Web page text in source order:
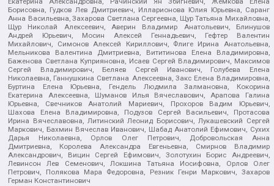
Борисовна, Гудков Лев Дмитриевич, Илларионова Юлия Юрьевна, Саранг
Анна Васильевна, Захарова Светлана Сергеевна, Щур Татьяна Михайловна,
Щур Николай Алексеевич, Аверин Владимир Анатольевич, Блинушов
Андрей Юрьевич, Мосин Алексей Геннадьевич, Гефтер Валентин
Михайлович, Симонов Алексей Кириллович, Флиге Ирина Анатольевна,
Мельникова Валентина Дмитриевна, Вититинова Елена Владимировна,
Баженова Светлана Куприяновна, Исаев Сергей Владимирович, Максимов
Сергей Владимирович, Беляев Сергей Иванович, Голубева Елена
Николаевна, Ганнушкина Светлана Алексеевна, Закс Елена Владимировна,
Буртина Елена Юрьевна, Гендель Людмила Залмановна, Кокорина
Екатерина Алексеевна, Шуманов Илья Вячеславович, Арапова Галина
Юрьевна, Свечников Анатолий Мариевич, Прохоров Вадим Юрьевич,
Шахова Елена Владимировна, Подузов Сергей Васильевич, Протасова
Ирина Вячеславовна, Литинский Леонид Борисович, Лукашевский Сергей
Маркович, Бахмин Вячеслав Иванович, Шабад Анатолий Ефимович, Сухих
Дарья Николаевна, Орлов Олег Петрович, Добровольская Анна
Дмитриевна, Королева Александра Евгеньевна, Смирнов Владимир
Александрович, Вицин Сергей Ефимович, Золотухин Борис Андреевич,
Левинсон Лев Семенович, Локшина Татьяна Иосифовна, Орлов Олег
Петрович, Полякова Мара Федоровна, Резник Генри Маркович, Захаров
Герман Константинович